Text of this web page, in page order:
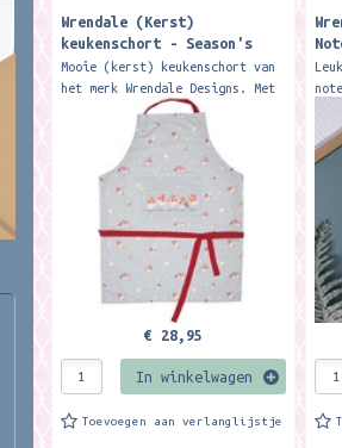
Wrendale (Kerst)
keukenschort - Season's
Tweetings Apron (Robin)
Mooie (kerst) keukenschort van
het merk Wrendale Designs. Met
verstelbare banden 100% katoen
Featuring or wonderfully
festive 'Season's...
€ 28,95
In winkelwagen
Toevoegen aan verlanglijstje